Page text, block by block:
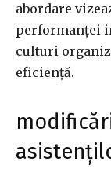
abordare
performanței
culturi
eficiență.